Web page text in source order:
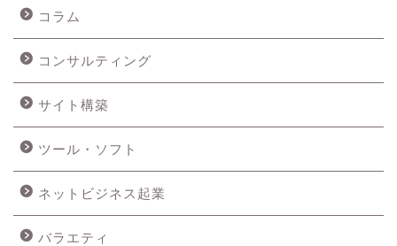
コラム
コンサルティング
サイト構築
ツール・ソフト
ネットビジネス起業
バラエティ